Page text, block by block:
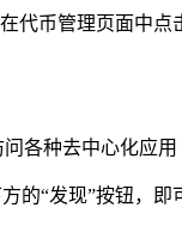
代币管理页面中
各种去中心化应用
的“发现”按钮，即